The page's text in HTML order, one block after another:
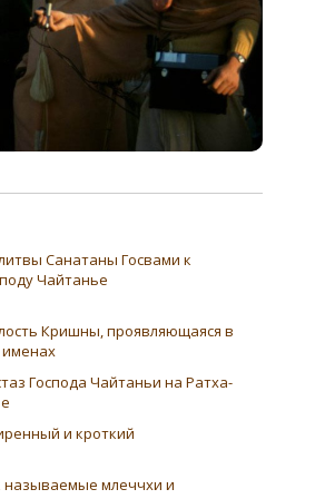
Санатаны Госвами к
Чайтанье
Кришны, проявляющаяся в
именах
Господа Чайтаньи на Ратха-
и кроткий
называемые млеччхи и